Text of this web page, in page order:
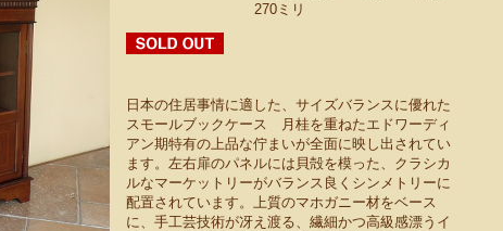
270ミリ
日本の住居事情に適した、サイズバランスに優れた
スモールブックケース 月桂を重ねたエドワーディ
アン期特有の上品な佇まいが全面に映し出されてい
ます。左右扉のパネルには貝殻を模った、クラシカ
ルなマーケットリーがバランス良くシンメトリーに
配置されています。上質のマホガニー材をベース
に、手工芸技術が冴え渡る、繊細かつ高級感漂うイ